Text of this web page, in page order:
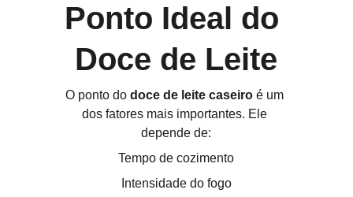
Ponto Ideal do
Doce de Leite
O ponto do doce de leite caseiro é um
dos fatores mais importantes. Ele
depende de:
Tempo de cozimento
Intensidade do fogo